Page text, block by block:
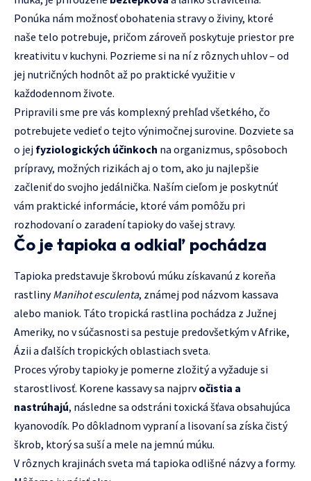
Ponúka nám možnosť obohatenia stravy o živiny, ktoré
naše telo potrebuje, pričom zároveň poskytuje priestor pre
kreativitu v kuchyni. Pozrieme si na ní z rôznych uhlov – od
jej nutričných hodnôt až po praktické využitie v
každodennom živote.
Pripravili sme pre vás komplexný prehľad všetkého, čo
potrebujete vedieť o tejto výnimočnej surovine. Dozviete sa
o jej fyziologických účinkoch na organizmus, spôsoboch
prípravy, možných rizikách aj o tom, ako ju najlepšie
začleniť do svojho jedálnička. Naším cieľom je poskytnúť
vám praktické informácie, ktoré vám pomôžu pri
rozhodovaní o zaradení tapioky do vašej stravy.
Čo je tapioka a odkiaľ pochádza
Tapioka predstavuje škrobovú múku získavanú z koreňa
rastlinyManihot esculenta, známej pod názvom kassava
alebo maniok. Táto tropická rastlina pochádza z Južnej
Ameriky, no v súčasnosti sa pestuje predovšetkým v Afrike,
Ázii a ďalších tropických oblastiach sveta.
Proces výroby tapioky je pomerne zložitý a vyžaduje si
starostlivosť. Korene kassavy sa najprvočistia a
nastrúhajú, následne sa odstráni toxická šťava obsahujúca
kyanovodík. Po dôkladnom vypraní a lisovaní sa získa čistý
škrob, ktorý sa suší a mele na jemnú múku.
V rôznych krajinách sveta má tapioka odlišné názvy a formy.